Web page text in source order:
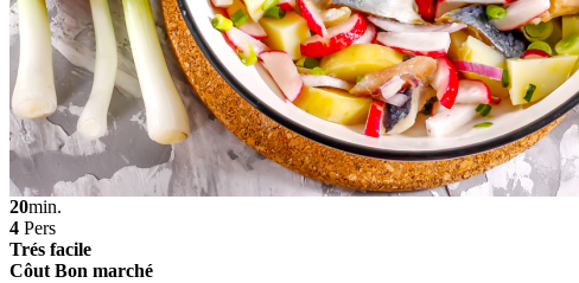
20min.
4 Pers
Trés facile
Côut Bon marché